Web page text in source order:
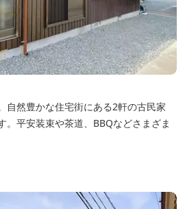
自然豊かな住宅街にある2軒の古民家
。平安装束や茶道、BBQなどさまざま